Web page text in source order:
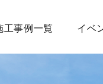
工事例一覧 イベ